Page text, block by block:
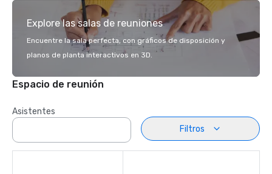
Explore las salas de reuniones
Encuentre la sala perfecta, con gráficos de disposición y
planos de planta interactivos en 3D.
Espacio de reunión
Asistentes
Filtros